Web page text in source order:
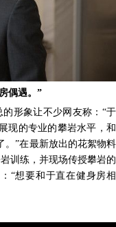
偶遇。”
的形象让不少网友称：“于
现的专业的攀岩水平，和
。”在最新放出的花絮物料
训练，并现场传授攀岩的
“想要和于直在健身房相